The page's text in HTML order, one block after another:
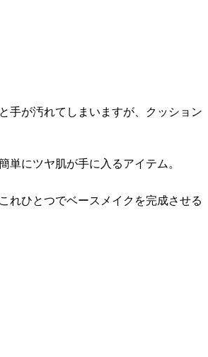
手が汚れてしまいますが、クッション
にツヤ肌が手に入るアイテム。
れひとつでベースメイクを完成させる